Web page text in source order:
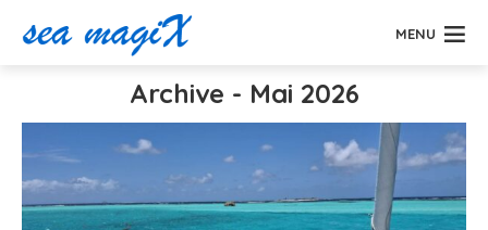
MENU
Archive - Mai 2026